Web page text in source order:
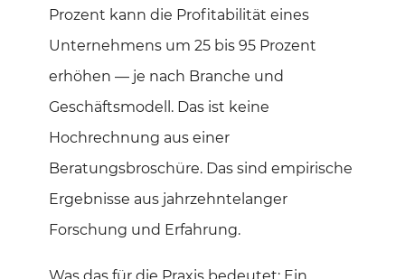
Prozent kann die Profitabilität eines
Unternehmens um 25 bis 95 Prozent
erhöhen — je nach Branche und
Geschäftsmodell. Das ist keine
Hochrechnung aus einer
Beratungsbroschüre. Das sind empirische
Ergebnisse aus jahrzehntelanger
Forschung und Erfahrung.